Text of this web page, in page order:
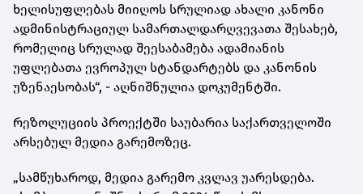
ხელისუფლებას მიიღოს სრულიად ახალი კანონი
ადმინისტრაციულ სამართალდარღვევათა შესახებ,
რომელიც სრულად შეესაბამება ადამიანის
უფლებათა ევროპულ სტანდარტებს და კანონის
უზენაესობას“, - აღნიშნულია დოკუმენტში.
რეზოლუციის პროექტში საუბარია საქართველოში
არსებულ მედია გარემოზეც.
„სამწუხაროდ, მედია გარემო კვლავ უარესდება.